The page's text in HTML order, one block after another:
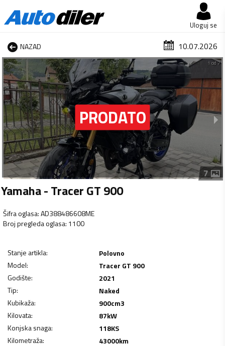
Uloguj se
NAZAD 10.07.2026
1 od 7
7
Yamaha - Tracer GT 900
Šifra oglasa:AD388486608ME
Broj pregleda oglasa: 1100
Stanje artikla:
Polovno
Model:
Tracer GT 900
Godište:
2021
Tip:
Naked
Kubikaža: 900cm3
Kilovata: 87kW
Konjska snaga: 118KS
Kilometraža: 43000km